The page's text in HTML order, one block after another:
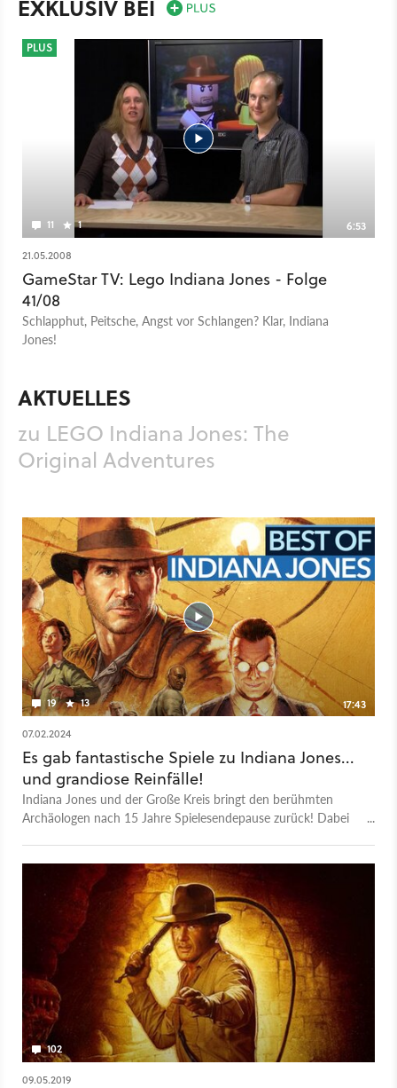
EXKLUSIV BEI
11 1 6:53
PLUS
21.05.2008
GameStar TV: Lego Indiana Jones - Folge
41/08
Schlapphut, Peitsche, Angst vor Schlangen? Klar, Indiana
Jones!
AKTUELLES
zu LEGO Indiana Jones: The
Original Adventures
19 13
17:43
07.02.2024
Es gab fantastische Spiele zu Indiana Jones...
und grandiose Reinfälle!
Indiana Jones und der Große Kreis bringt den berühmten
Archäologen nach 15 Jahre Spielesendepause zurück! Dabei
ersten zaghaften Versuchen auf dem Atari, über den riesigen
Hit Fate of Atlantis bis hin zum Reinfall Stab der Könige hat
der gute Mann schon so einiges in seiner Gamingkarriere
erlebt. Weil Indy 2024 als Spieleheld zurückkehrt, ist der
perfekte Zeitpunkt gekommen, um die größten Erfolge und
Reinfälle von Indiana Jones noch einmal Revue passieren zu
lassen.
102
09.05.2019